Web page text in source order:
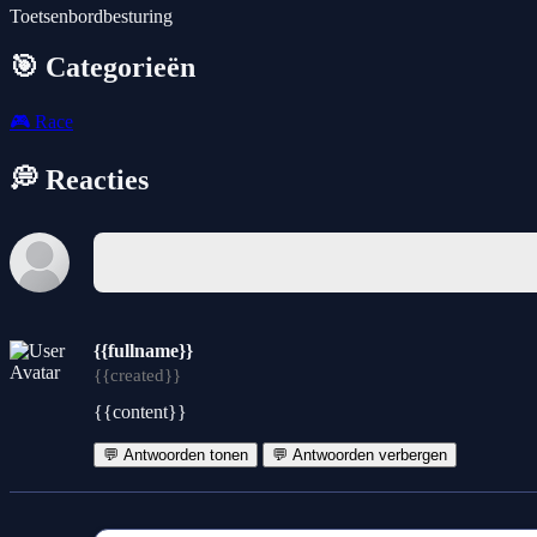
Toetsenbordbesturing
🎯 Categorieën
🎮 Race
💭 Reacties
{{fullname}}
{{created}}
{{content}}
💬 Antwoorden tonen 💬 Antwoorden verbergen